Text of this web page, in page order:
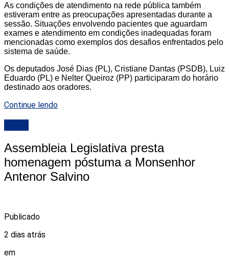
As condições de atendimento na rede pública também
estiveram entre as preocupações apresentadas durante a
sessão. Situações envolvendo pacientes que aguardam
exames e atendimento em condições inadequadas foram
mencionadas como exemplos dos desafios enfrentados pelo
sistema de saúde.
Os deputados José Dias (PL), Cristiane Dantas (PSDB), Luiz
Eduardo (PL) e Nelter Queiroz (PP) participaram do horário
destinado aos oradores.
Continue lendo
Assembleia Legislativa presta
homenagem póstuma a Monsenhor
Antenor Salvino
Publicado
2 dias atrás
em